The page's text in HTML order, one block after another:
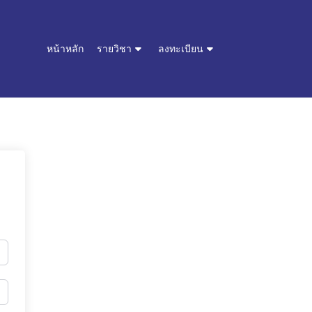
หน้าหลัก รายวิชา ลงทะเบียน